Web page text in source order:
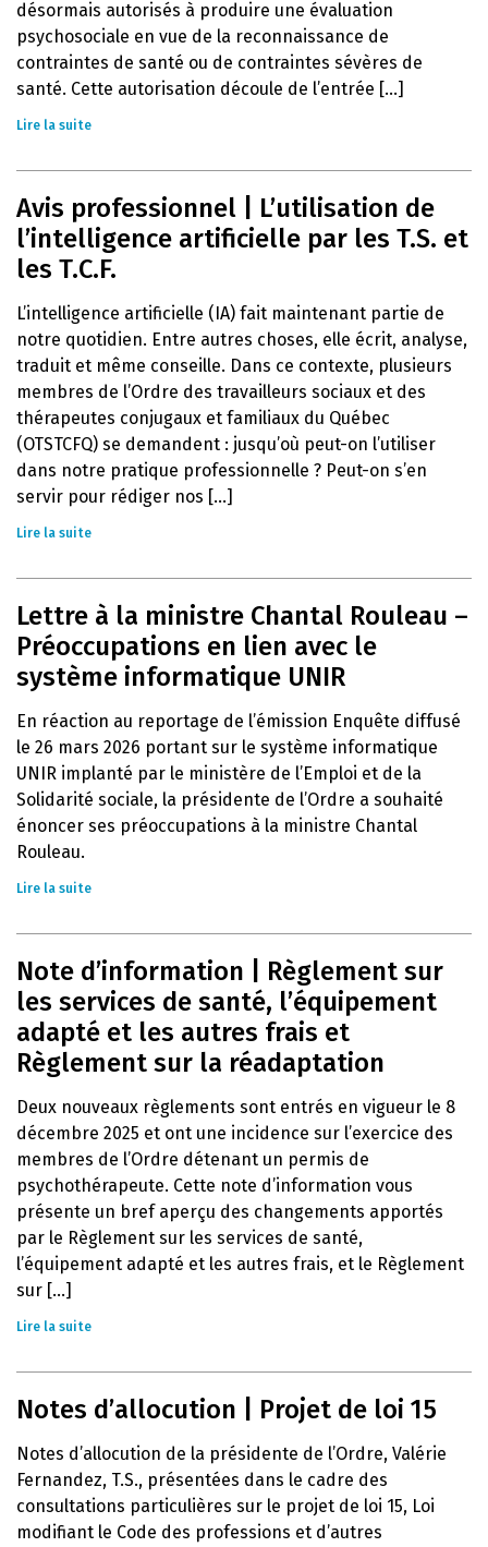
désormais autorisés à produire une évaluation
psychosociale en vue de la reconnaissance de
contraintes de santé ou de contraintes sévères de
santé. Cette autorisation découle de l’entrée [...]
Lire la suite
Avis professionnel | L’utilisation de
l’intelligence artificielle par les T.S. et
les T.C.F.
L’intelligence artificielle (IA) fait maintenant partie de
notre quotidien. Entre autres choses, elle écrit, analyse,
traduit et même conseille. Dans ce contexte, plusieurs
membres de l’Ordre des travailleurs sociaux et des
thérapeutes conjugaux et familiaux du Québec
(OTSTCFQ) se demandent : jusqu’où peut-on l’utiliser
dans notre pratique professionnelle ? Peut-on s’en
servir pour rédiger nos [...]
Lire la suite
Lettre à la ministre Chantal Rouleau –
Préoccupations en lien avec le
système informatique UNIR
En réaction au reportage de l’émission Enquête diffusé
le 26 mars 2026 portant sur le système informatique
UNIR implanté par le ministère de l’Emploi et de la
Solidarité sociale, la présidente de l’Ordre a souhaité
énoncer ses préoccupations à la ministre Chantal
Rouleau.
Lire la suite
Note d’information | Règlement sur
les services de santé, l’équipement
adapté et les autres frais et
Règlement sur la réadaptation
Deux nouveaux règlements sont entrés en vigueur le 8
décembre 2025 et ont une incidence sur l’exercice des
membres de l’Ordre détenant un permis de
psychothérapeute. Cette note d’information vous
présente un bref aperçu des changements apportés
par le Règlement sur les services de santé,
l’équipement adapté et les autres frais, et le Règlement
sur [...]
Lire la suite
Notes d’allocution | Projet de loi 15
Notes d’allocution de la présidente de l’Ordre, Valérie
Fernandez, T.S., présentées dans le cadre des
consultations particulières sur le projet de loi 15, Loi
modifiant le Code des professions et d’autres